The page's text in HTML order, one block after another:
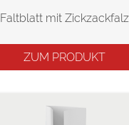
Faltblatt mit Zickzackfalz
ZUM PRODUKT